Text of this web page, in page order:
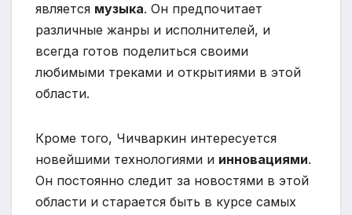
является музыка. Он предпочитает
различные жанры и исполнителей, и
всегда готов поделиться своими
любимыми треками и открытиями в этой
области.
Кроме того, Чичваркин интересуется
новейшими технологиями и инновациями.
Он постоянно следит за новостями в этой
области и старается быть в курсе самых